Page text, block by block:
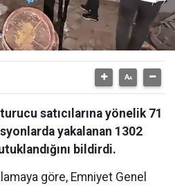
satıcılarına yönelik 71
yakalanan 1302
bildirdi.
göre, Emniyet Genel